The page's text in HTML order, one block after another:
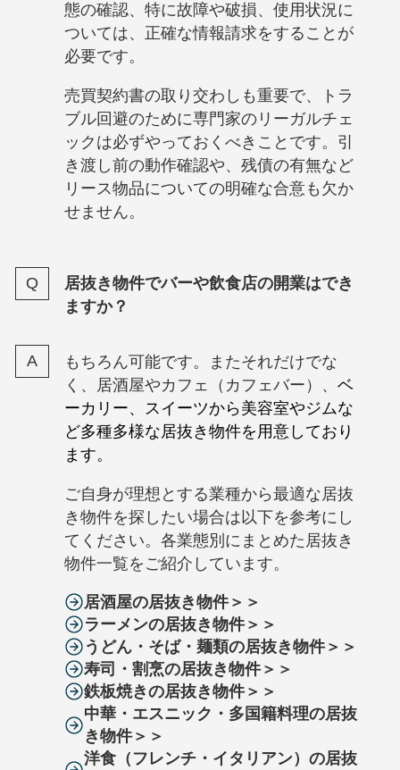
態の確認、特に故障や破損、使用状況に
ついては、正確な情報請求をすることが
必要です。
売買契約書の取り交わしも重要で、トラ
ブル回避のために専門家のリーガルチェ
ックは必ずやっておくべきことです。引
き渡し前の動作確認や、残債の有無など
リース物品についての明確な合意も欠か
せません。
居抜き物件でバーや飲食店の開業はでき
ますか？
もちろん可能です。またそれだけでな
く、居酒屋やカフェ（カフェバー）、 ベ
ーカリー、スイーツから美容室やジムな
ど多種多様な居抜き物件を用意しており
ます。
ご自身が理想とする業種から最適な居抜
き物件を探したい場合は以下を参考にし
てください。各業態別にまとめた居抜き
物件一覧をご紹介しています。
居酒屋の居抜き物件＞＞
ラーメンの居抜き物件＞＞
うどん・そば・麺類の居抜き物件＞＞
寿司・割烹の居抜き物件＞＞
鉄板焼きの居抜き物件＞＞
中華・エスニック・多国籍料理の居抜
き物件＞＞
洋食（フレンチ・イタリアン）の居抜